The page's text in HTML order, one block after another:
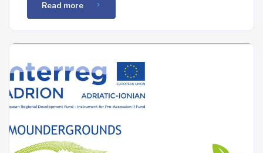
Read more